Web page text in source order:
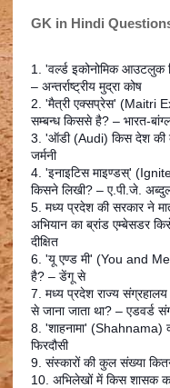
GK in Hindi
1. 'वर्ल्ड इकोनोमिक आउटलुक
– अन्तर्राष्ट्रीय मुद्रा कोष
2. 'मैत्री एक्सप्रेस' (Maitri
सम्बन्ध किससे है? – भारत-
3. 'ऑडी (Audi) किस देश की
जर्मनी
4. 'इनाइटिस माइण्डस्'
किसने लिखी? – ए.पी.जे.
5. मध्य प्रदेश की सरकार ने
अभियान का ब्रांड एम्बेसडर
दीक्षित
6. 'यू एण्ड मी' (You and
है? – डेंगू से
7. मध्य प्रदेश राज्य संग्रहालय
से जाना जाता था? – एडवर्ड
8. 'शाहनामा'
फिरदौसी
9. संस्कारों की कुल संख्या
10. अभिलेखों में किस शासक